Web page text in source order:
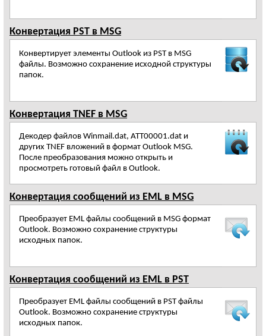
Конвертация PST в MSG
Конвертирует элементы Outlook из PST в MSG
файлы. Возможно сохранение исходной структуры
папок.
Конвертация TNEF в MSG
Декодер файлов Winmail.dat, ATT00001.dat и
других TNEF вложений в формат Outlook MSG.
После преобразования можно открыть и
просмотреть готовый файл в Outlook.
Конвертация сообщений из EML в MSG
Преобразует EML файлы сообщений в MSG формат
Outlook. Возможно сохранение структуры
исходных папок.
Конвертация сообщений из EML в PST
Преобразует EML файлы сообщений в PST файлы
Outlook. Возможно сохранение структуры
исходных папок.